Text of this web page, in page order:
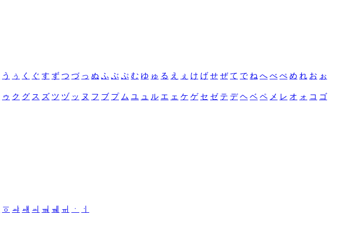
う ぅ く ぐ す ず つ づ っ ぬ ふ ぶ ぷ む ゆ ゅ る え ぇ け げ せ ぜ て で ね へ べ ぺ め れ お ぉ
ゥ ク グ ス ズ ツ ヅ ッ ヌ フ ブ プ ム ユ ュ ル エ ェ ケ ゲ セ ゼ テ デ ヘ ベ ペ メ レ オ ォ コ ゴ
ㆆ ㆇ ㆈ ㆉ ㆊ ㆋ ㆌ ㆍ
ㆎ